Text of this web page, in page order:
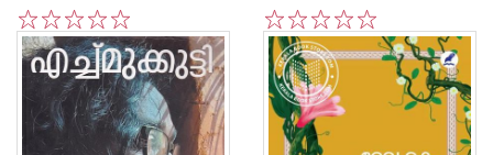
5
4
3
2
1 5
4
3
2
1